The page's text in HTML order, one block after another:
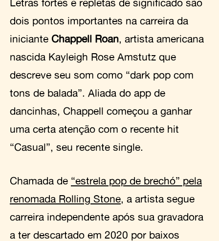
dois pontos importantes na carreira da
iniciante Chappell Roan , artista americana
nascida Kayleigh Rose Amstutz que
descreve seu som como “dark pop com
tons de balada”. Aliada do app de
dancinhas, Chappell começou a ganhar
uma certa atenção com o recente hit
“Casual”, seu recente single.
Chamada de “estrela pop de brechó” pela
renomada Rolling Stone , a artista segue
carreira independente após sua gravadora
a ter descartado em 2020 por baixos